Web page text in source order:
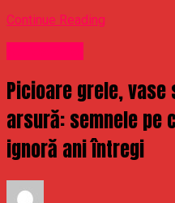
Continue Reading
Picioare grele,
arsură: semnele pe
ignoră ani întregi